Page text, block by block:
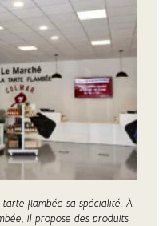
flambée sa spécialité. À
il propose des produits